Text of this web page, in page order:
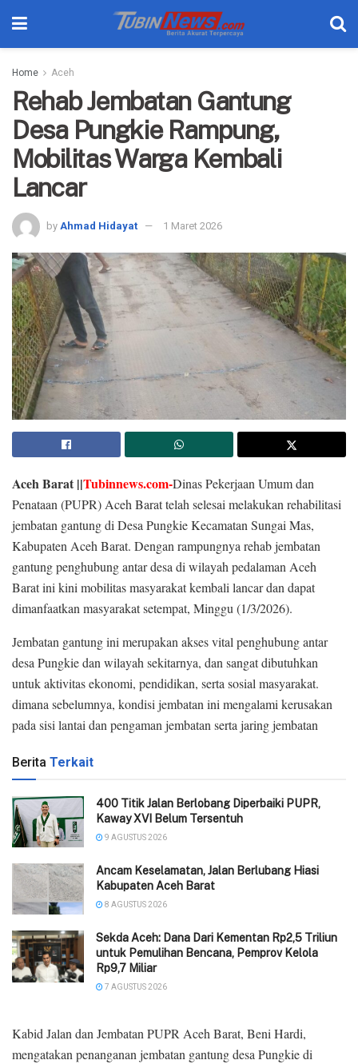
Home Aceh
Rehab Jembatan Gantung
Desa Pungkie Rampung,
Mobilitas Warga Kembali
Lancar
by Ahmad Hidayat 1 Maret 2026
Aceh Barat ||Tubinnews.com-Dinas Pekerjaan Umum dan
Penataan (PUPR) Aceh Barat telah selesai melakukan rehabilitasi
jembatan gantung di Desa Pungkie Kecamatan Sungai Mas,
Kabupaten Aceh Barat. Dengan rampungnya rehab jembatan
gantung penghubung antar desa di wilayah pedalaman Aceh
Barat ini kini mobilitas masyarakat kembali lancar dan dapat
dimanfaatkan masyarakat setempat, Minggu (1/3/2026).
Jembatan gantung ini merupakan akses vital penghubung antar
desa Pungkie dan wilayah sekitarnya, dan sangat dibutuhkan
untuk aktivitas ekonomi, pendidikan, serta sosial masyarakat.
dimana sebelumnya, kondisi jembatan ini mengalami kerusakan
pada sisi lantai dan pengaman jembatan serta jaring jembatan
Berita Terkait
400 Titik Jalan Berlobang Diperbaiki PUPR,
Kaway XVI Belum Tersentuh
9 AGUSTUS 2026
Ancam Keselamatan, Jalan Berlubang Hiasi
Kabupaten Aceh Barat
8 AGUSTUS 2026
Sekda Aceh: Dana Dari Kementan Rp2,5 Triliun
untuk Pemulihan Bencana, Pemprov Kelola
Rp9,7 Miliar
7 AGUSTUS 2026
Kabid Jalan dan Jembatan PUPR Aceh Barat, Beni Hardi,
mengatakan penanganan jembatan gantung desa Pungkie di